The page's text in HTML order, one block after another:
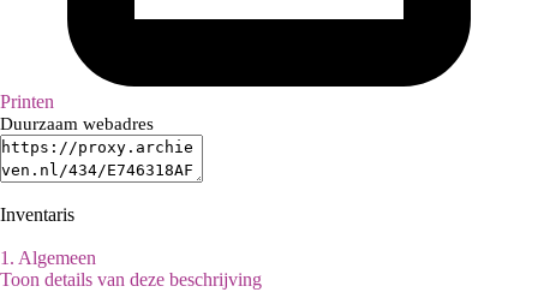
Printen
Duurzaam webadres
Inventaris
1. Algemeen
Toon details van deze beschrijving